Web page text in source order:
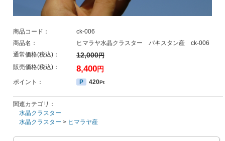
商品コード：
ck-006
商品名：
ヒマラヤ水晶クラスター パキスタン産 ck-006
通常価格(税込)：
12,000円
販売価格(税込)： 8,400円
ポイント： P 420Pt
関連カテゴリ：
水晶クラスター
水晶クラスター > ヒマラヤ産